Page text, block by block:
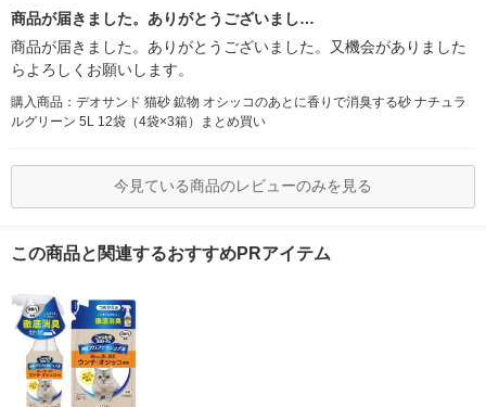
商品が届きました。ありがとうございまし…
商品が届きました。ありがとうございました。又機会がありました
らよろしくお願いします。
購入商品：デオサンド 猫砂 鉱物 オシッコのあとに香りで消臭する砂 ナチュラ
ルグリーン 5L 12袋（4袋×3箱）まとめ買い
今見ている商品のレビューのみを見る
この商品と関連するおすすめPRアイテム